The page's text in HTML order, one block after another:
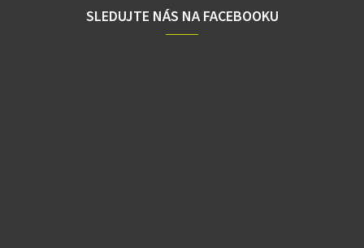
SLEDUJTE NÁS NA FACEBOOKU